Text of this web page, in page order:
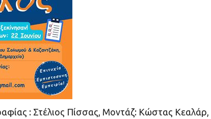
: Στέλιος Πίσσας, Μοντάζ: Κώστας Κεαλάρ,